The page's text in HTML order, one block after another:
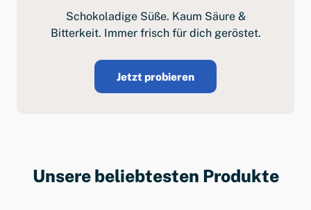
Schokoladige Süße. Kaum Säure &
Bitterkeit. Immer frisch für dich geröstet.
Jetzt probieren
Unsere beliebtesten Produkte